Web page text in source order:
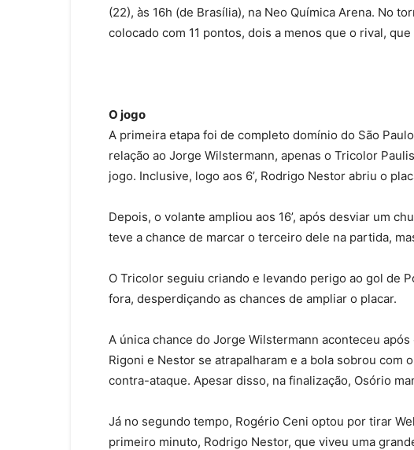
(22), às 16h (de Brasília), na Neo Química Arena. No
colocado com 11 pontos, dois a menos que o rival,
O jogo
A primeira etapa foi de completo domínio do São
relação ao Jorge Wilstermann, apenas o Tricolor
jogo. Inclusive, logo aos 6’, Rodrigo Nestor abriu o
Depois, o volante ampliou aos 16’, após desviar um
teve a chance de marcar o terceiro dele na partida,
O Tricolor seguiu criando e levando perigo ao gol de
fora, desperdiçando as chances de ampliar o placar.
A única chance do Jorge Wilstermann aconteceu
Rigoni e Nestor se atrapalharam e a bola sobrou com
contra-ataque. Apesar disso, na finalização, Osório
Já no segundo tempo, Rogério Ceni optou por tirar
primeiro minuto, Rodrigo Nestor, que viveu uma